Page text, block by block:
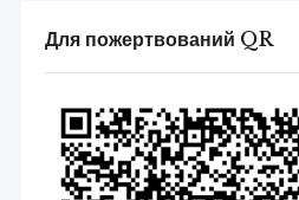
Для пожертвований QR